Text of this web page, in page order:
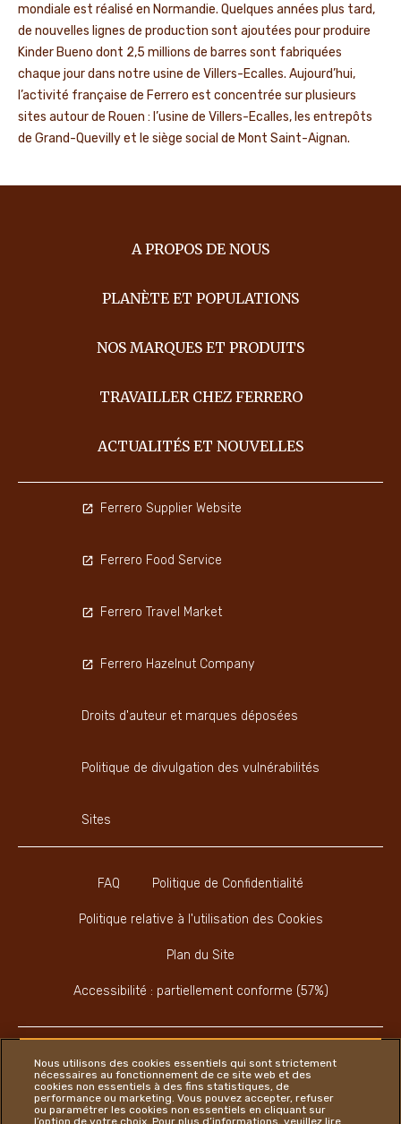
mondiale est réalisé en Normandie. Quelques années plus tard,
de nouvelles lignes de production sont ajoutées pour produire
Kinder Bueno dont 2,5 millions de barres sont fabriquées
chaque jour dans notre usine de Villers-Ecalles. Aujourd’hui,
l’activité française de Ferrero est concentrée sur plusieurs
sites autour de Rouen : l’usine de Villers-Ecalles, les entrepôts
de Grand-Quevilly et le siège social de Mont Saint-Aignan.
A PROPOS DE NOUS
PLANÈTE ET POPULATIONS
NOS MARQUES ET PRODUITS
TRAVAILLER CHEZ FERRERO
ACTUALITÉS ET NOUVELLES
FAQ Politique de Confidentialité
Politique relative à l'utilisation des Cookies
Plan du Site
Accessibilité : partiellement conforme (57%)
Ferrero Supplier Website
Ferrero Food Service
Ferrero Travel Market
Ferrero Hazelnut Company
Droits d'auteur et marques déposées
Politique de divulgation des vulnérabilités
Sites
Instagram
LinkedIn
Twitter
Nous utilisons des cookies essentiels qui sont strictement
nécessaires au fonctionnement de ce site web et des
cookies non essentiels à des fins statistiques, de
performance ou marketing. Vous pouvez accepter, refuser
ou paramétrer les cookies non essentiels en cliquant sur
l’option de votre choix. Pour plus d’informations, veuillez lire